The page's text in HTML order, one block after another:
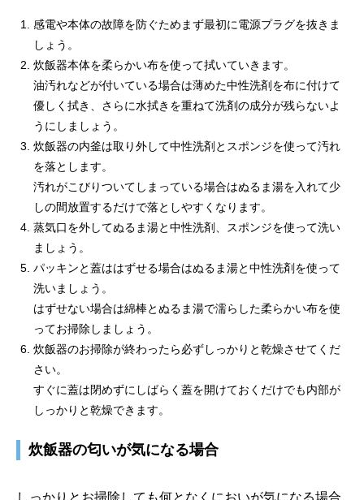
感電や本体の故障を防ぐためまず最初に電源プラグを抜きま
しょう。
炊飯器本体を柔らかい布を使って拭いていきます。
油汚れなどが付いている場合は薄めた中性洗剤を布に付けて
優しく拭き、さらに水拭きを重ねて洗剤の成分が残らないよ
うにしましょう。
炊飯器の内釜は取り外して中性洗剤とスポンジを使って汚れ
を落とします。
汚れがこびりついてしまっている場合はぬるま湯を入れて少
しの間放置するだけで落としやすくなります。
蒸気口を外してぬるま湯と中性洗剤、スポンジを使って洗い
ましょう。
パッキンと蓋ははずせる場合はぬるま湯と中性洗剤を使って
洗いましょう。
はずせない場合は綿棒とぬるま湯で濡らした柔らかい布を使
ってお掃除しましょう。
炊飯器のお掃除が終わったら必ずしっかりと乾燥させてくだ
さい。
すぐに蓋は閉めずにしばらく蓋を開けておくだけでも内部が
しっかりと乾燥できます。
炊飯器の匂いが気になる場合
しっかりとお掃除しても何となくにおいが気になる場合